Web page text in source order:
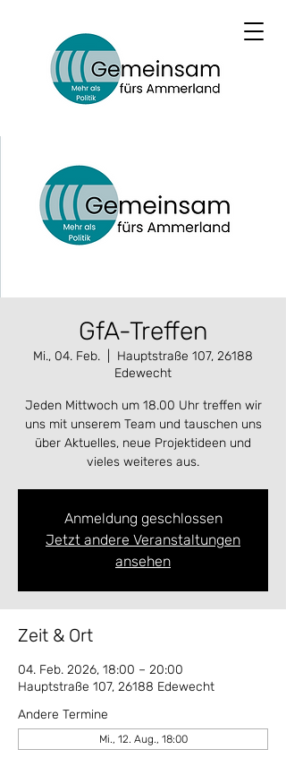
GfA-Treffen
Mi., 04. Feb.
Hauptstraße 107, 26188
Edewecht
Jeden Mittwoch um 18.00 Uhr treffen wir
uns mit unserem Team und tauschen uns
über Aktuelles, neue Projektideen und
vieles weiteres aus.
Anmeldung geschlossen
Jetzt andere Veranstaltungen
ansehen
Zeit & Ort
04. Feb. 2026, 18:00 – 20:00
Hauptstraße 107, 26188 Edewecht
Andere Termine
Mi., 12. Aug., 18:00